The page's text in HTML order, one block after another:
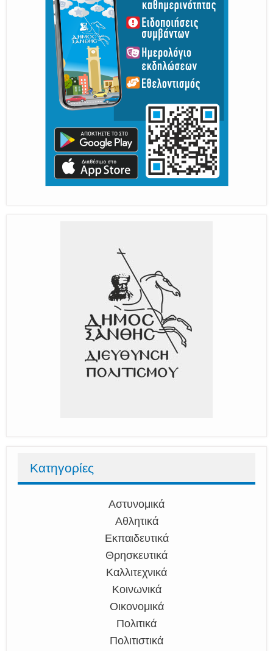
Κατηγορίες
Αστυνομικά
Αθλητικά
Εκπαιδευτικά
Θρησκευτικά
Καλλιτεχνικά
Κοινωνικά
Οικονομικά
Πολιτικά
Πολιτιστικά